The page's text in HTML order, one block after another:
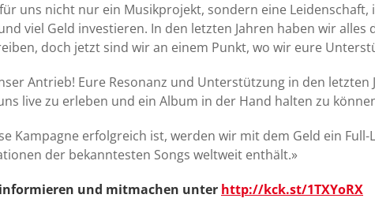
uns nicht nur ein Musikprojekt, sondern eine Leidenschaft,
viel Geld investieren. In den letzten Jahren haben wir alles
doch jetzt sind wir an einem Punkt, wo wir eure
Antrieb! Eure Resonanz und Unterstützung in den letzten
live zu erleben und ein Album in der Hand halten zu
Kampagne erfolgreich ist, werden wir mit dem Geld ein
der bekanntesten Songs weltweit enthält.»
und mitmachen unter http://kck.st/1TXYoRX